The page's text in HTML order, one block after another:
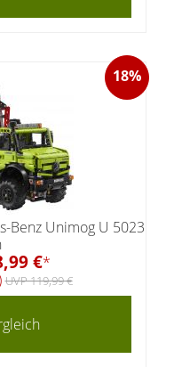
18%
Benz Unimog U 5023
€*
UVP 119,99 €